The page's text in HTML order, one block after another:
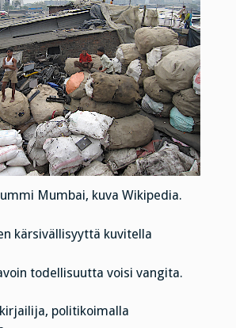
Mumbai, kuva Wikipedia.
kärsivällisyyttä kuvitella
todellisuutta voisi vangita.
politikoimalla